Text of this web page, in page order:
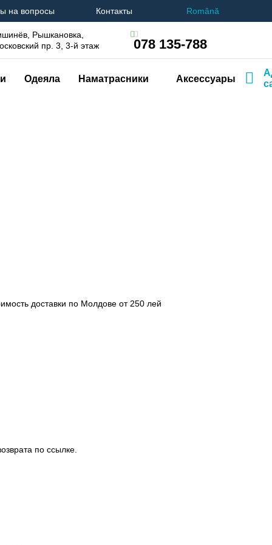
на вопросы Контакты Română
Рышкановка,
пр. 3, 3-й этаж
078 135-788
Одеяла Наматрасники Аксессуары
доставки по Молдове от 250 лей
по ссылке.